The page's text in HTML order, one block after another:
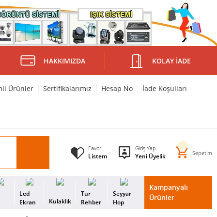
HAKKIMIZDA KOLAY İADE
Ürünler Sertifikalarımız Hesap No İade Koşulları
Favori
Listem
Giriş Yap
Yeni Üyelik Sepetim
Led
Ekran
Kulaklık
Tur
Rehber
Seyyar
Hop
Kampanyalı
Ürünler